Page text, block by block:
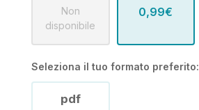
Non
disponibile
0,99€
Seleziona il tuo formato preferito:
pdf